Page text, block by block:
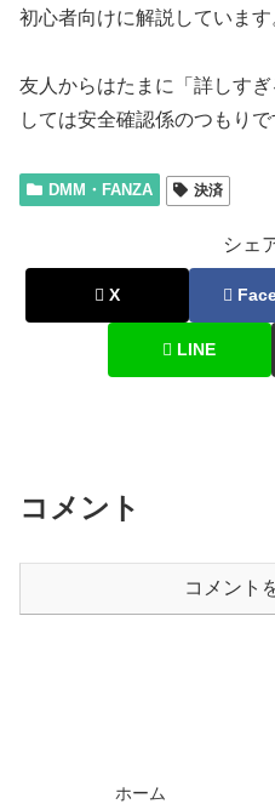
初心者向けに解説しています
友人からはたまに「詳しす
しては安全確認係のつもりで
DMM・FANZA 決済
シェ
X
LINE
コメント
コメント
ホーム